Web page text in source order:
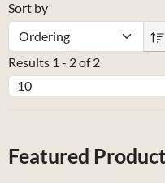
Sort by
Results 1 - 2 of 2
Featured